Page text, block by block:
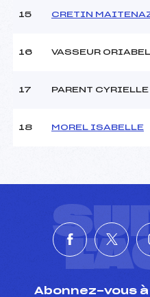
15 CRETIN
16 VASSEUR
17 PARENT CYRIELLE
18 MOREL ISABELLE
Abonnez-vous